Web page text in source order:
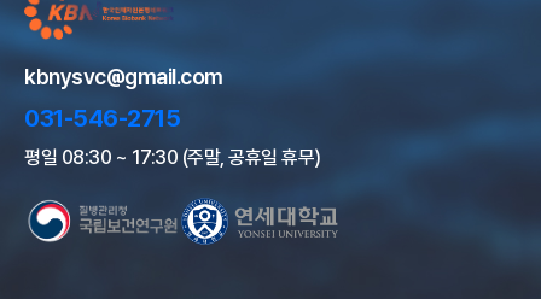
kbnysvc@gmail.com
031-546-2715
평일 08:30 ~ 17:30 (주말, 공휴일 휴무)